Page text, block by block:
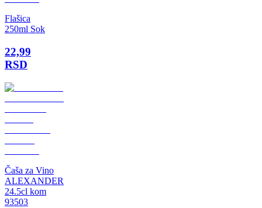
Flašica
250ml Sok
22,99
RSD
Čaša za Vino
ALEXANDER
24.5cl kom
93503